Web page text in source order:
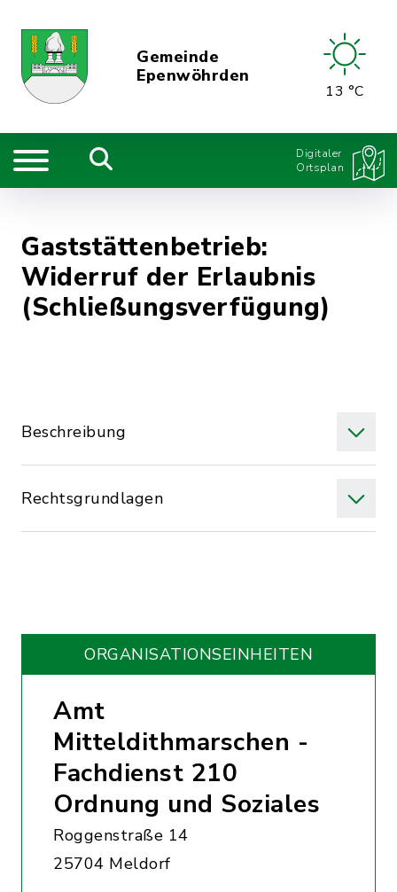
Gemeinde
Epenwöhrden
13 °C
Digitaler
Ortsplan
Gaststättenbetrieb:
Widerruf der Erlaubnis
(Schließungsverfügung)
Beschreibung
Rechtsgrundlagen
ORGANISATIONS­EINHEITEN
Amt
Mitteldithmarschen -
Fachdienst 210
Ordnung und Soziales
Roggenstraße 14
25704 Meldorf